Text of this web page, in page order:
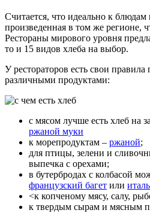
Считается, что идеально к
произведенная в том же регионе,
Рестораны мирового уровня
то и 15 видов хлеба на выбор.
У рестораторов есть свои
различными продуктами:
с мясом лучше есть хлеб на
ржаной муки
к морепродуктам – ржаной;
для птицы, зелени и
выпечка с орехами;
в бутербродах с колбасой
французский багет или
<к копченому мясу, салу,
к твердым сырам и мясным